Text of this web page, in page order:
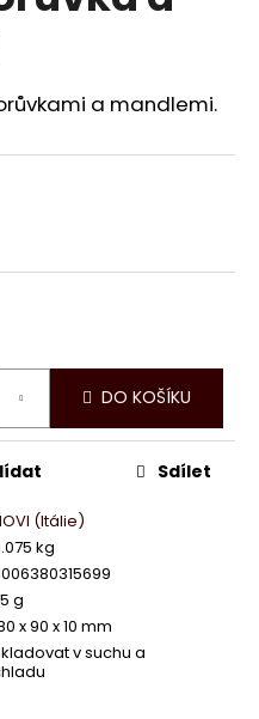
a mandlemi.
DO KOŠÍKU
(Itálie)
kg
g
x 90 x 10 mm
v suchu a
Sdílet